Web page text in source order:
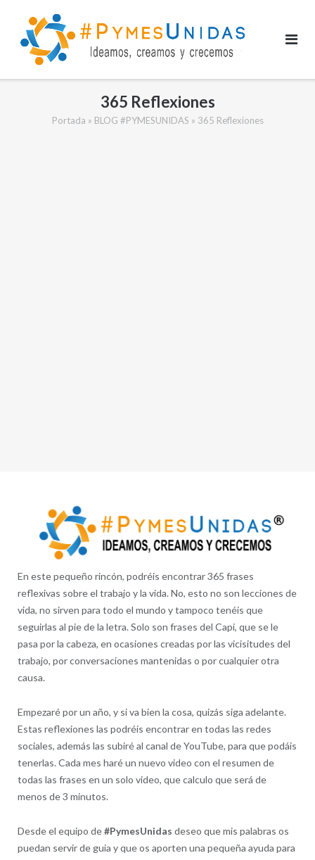
contenido
365 Reflexiones
Portada » BLOG #PYMESUNIDAS » 365 Reflexiones
En este pequeño rincón, podréis encontrar 365 frases
reflexivas sobre el trabajo y la vida. No, esto no son lecciones de
vida, no sirven para todo el mundo y tampoco tenéis que
seguirlas al pie de la letra. Solo son frases del Capi, que se le
pasa por la cabeza, en ocasiones creadas por las vicisitudes del
trabajo, por conversaciones mantenidas o por cualquier otra
causa.
Empezaré por un año, y si va bien la cosa, quizás siga adelante.
Estas reflexiones las podréis encontrar en todas las redes
sociales, además las subiré al canal de YouTube, para que podáis
tenerlas. Cada mes haré un nuevo video con el resumen de
todas las frases en un solo video, que calculo que será de
menos de 3 minutos.
Desde el equipo de#PymesUnidas deseo que mis palabras os
puedan servir de guia y que os aporten una pequeña ayuda para